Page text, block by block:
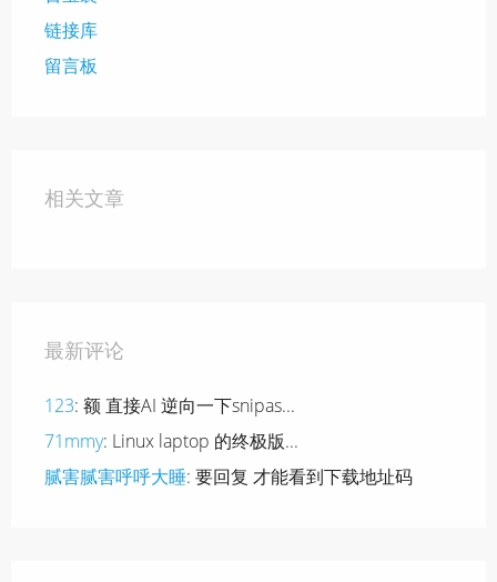
链接库
留言板
相关文章
最新评论
123: 额 直接AI 逆向一下snipas...
71mmy: Linux laptop 的终极版...
腻害腻害呼呼大睡: 要回复 才能看到下载地址码